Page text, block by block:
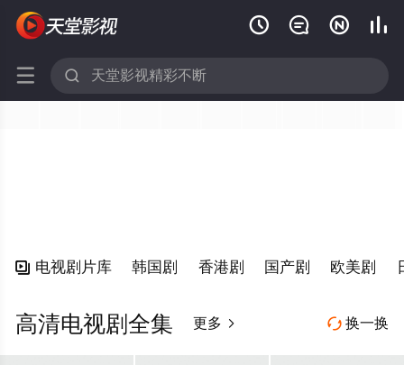
   
 
 电视剧片库 韩国剧 香港剧 国产剧 欧美剧
 换一换
高清电视剧全集 更多 